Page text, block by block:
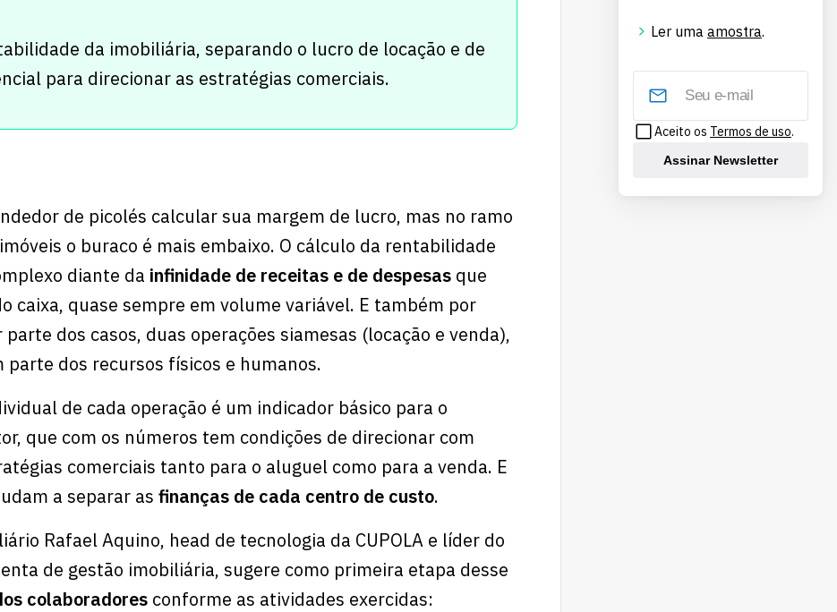
da imobiliária, separando o lucro de locação e de
para direcionar as estratégias comerciais.
de picolés calcular sua margem de lucro, mas no ramo
o buraco é mais embaixo. O cálculo da rentabilidade
diante da infinidade de receitas e de despesas que
caixa, quase sempre em volume variável. E também por
dos casos, duas operações siamesas (locação e venda),
dos recursos físicos e humanos.
de cada operação é um indicador básico para o
que com os números tem condições de direcionar com
comerciais tanto para o aluguel como para a venda. E
a separar as finanças de cada centro de custo.
Rafael Aquino, head de tecnologia da CUPOLA e líder do
de gestão imobiliária, sugere como primeira etapa desse
colaboradores conforme as atividades exercidas:
Ler uma amostra.
Aceito os Termos de uso.
Assinar Newsletter